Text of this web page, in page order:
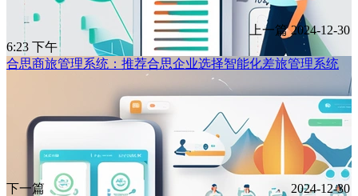
上一篇 2024-12-30
6:23 下午
合思商旅管理系统：推荐合思企业选择智能化差旅管理系统
下一篇
2024-12-30